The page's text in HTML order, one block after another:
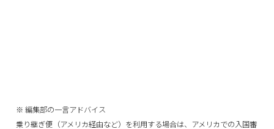
※ 編集部の一言アドバイス
乗り継ぎ便（アメリカ経由など）を利用する場合は、アメリカでの入国審